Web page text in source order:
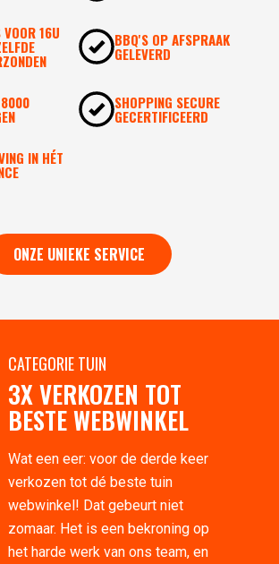
VOOR 16U BBQ'S OP AFSPRAAK
GELEVERD
SHOPPING SECURE
GECERTIFICEERD
IN HÉT
ONZE UNIEKE SERVICE
CATEGORIE TUIN
3X VERKOZEN TOT
BESTE WEBWINKEL
Wat een eer: voor de derde keer
verkozen tot dé beste tuin
webwinkel! Dat gebeurt niet
zomaar. Het is een bekroning op
het harde werk van ons team, en